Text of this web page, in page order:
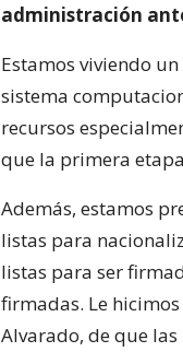
administración
Estamos viviendo
sistema
recursos
que la primera
Además, estamos
listas para
listas para ser
firmadas. Le
Alvarado, de que